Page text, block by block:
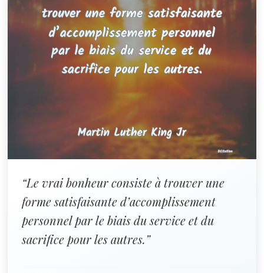
“Le vrai bonheur consiste à trouver une
forme satisfaisante d’accomplissement
personnel par le biais du service et du
sacrifice pour les autres.”